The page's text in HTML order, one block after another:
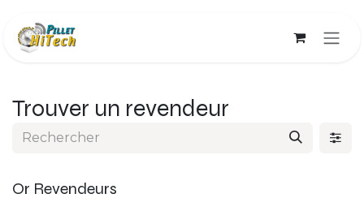
Trouver un revendeur
Or Revendeurs